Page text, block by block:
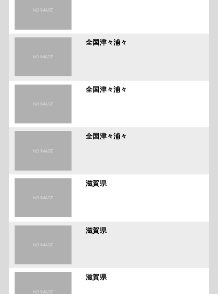
全国津々浦々
全国津々浦々
全国津々浦々
滋賀県
滋賀県
滋賀県